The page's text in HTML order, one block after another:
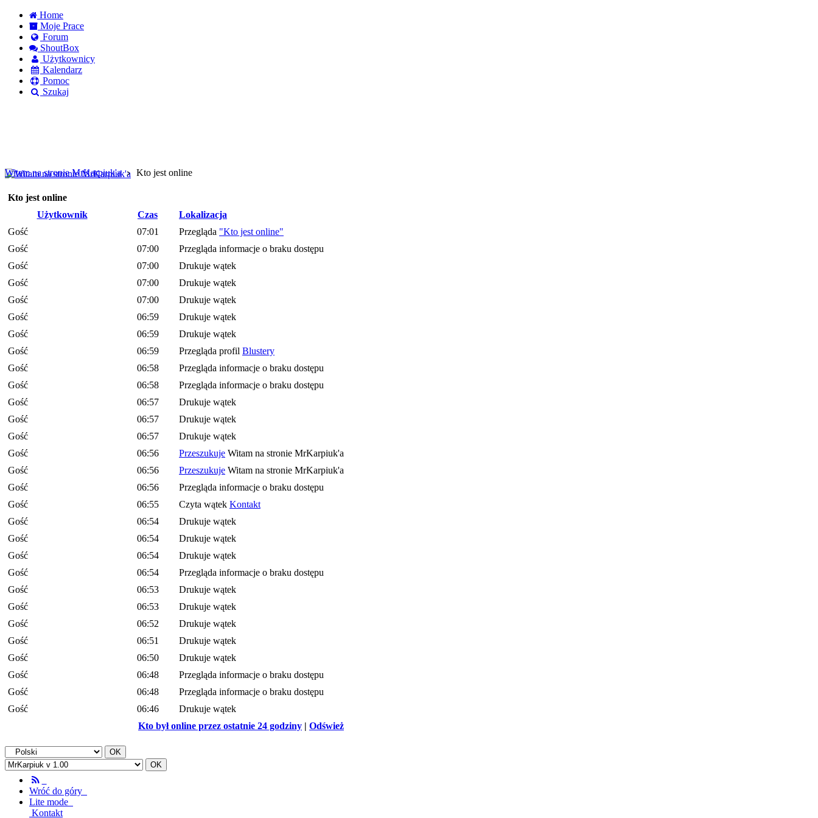
Home
Moje Prace
Forum
ShoutBox
Użytkownicy
Kalendarz
Pomoc
Szukaj
Witam na stronie MrKarpiuk'a
Kto jest online
Kto jest online
Użytkownik
Czas
Lokalizacja
Gość
07:01 Przegląda "Kto jest online"
Gość
07:00
Przegląda informacje o braku dostępu
Gość
07:00
Drukuje wątek
Gość
07:00
Drukuje wątek
Gość
07:00
Drukuje wątek
Gość
06:59
Drukuje wątek
Gość
06:59
Drukuje wątek
Gość
06:59 Przegląda profil Blustery
Gość
06:58
Przegląda informacje o braku dostępu
Gość
06:58
Przegląda informacje o braku dostępu
Gość
06:57
Drukuje wątek
Gość
06:57
Drukuje wątek
Gość
06:57
Drukuje wątek
Gość
06:56 Przeszukuje Witam na stronie MrKarpiuk'a
Gość
06:56 Przeszukuje Witam na stronie MrKarpiuk'a
Gość
06:56
Przegląda informacje o braku dostępu
Gość
06:55 Czyta wątek Kontakt
Gość
06:54
Drukuje wątek
Gość
06:54
Drukuje wątek
Gość
06:54
Drukuje wątek
Gość
06:54
Przegląda informacje o braku dostępu
Gość
06:53
Drukuje wątek
Gość
06:53
Drukuje wątek
Gość
06:52
Drukuje wątek
Gość
06:51
Drukuje wątek
Gość
06:50
Drukuje wątek
Gość
06:48
Przegląda informacje o braku dostępu
Gość
06:48
Przegląda informacje o braku dostępu
Gość
06:46
Drukuje wątek
Kto był online przez ostatnie 24 godziny | Odśwież
Wróć do góry
Lite mode
Kontakt